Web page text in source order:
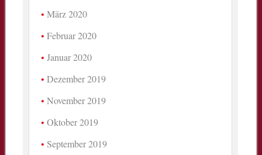
März 2020
Februar 2020
Januar 2020
Dezember 2019
November 2019
Oktober 2019
September 2019